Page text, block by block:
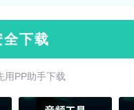
，为你的创作增加深度和
BGM提取工具允许你将背
们的视频-音频转换器将
辑任务。【音频格式转换
您的音频转成MP3、aac
全 下 载
用PP助手下载